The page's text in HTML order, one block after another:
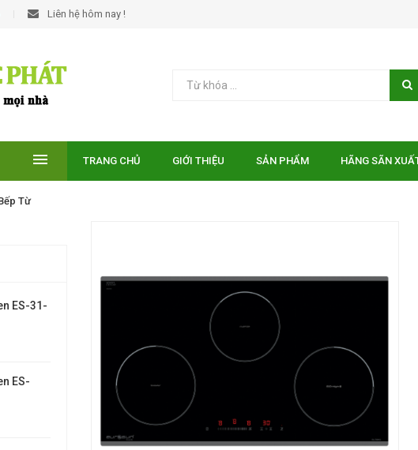
Liên hệ hôm nay !
TRANG CHỦ GIỚI THIỆU SẢN PHẨM HÃNG SÃN
Từ
ES-31-
ES-
Bếp điện từ Faster
FS218CIH
4.599.000
IDC
10.750.000
Bếp điện từ Essen ES-
889BM
2.899.000